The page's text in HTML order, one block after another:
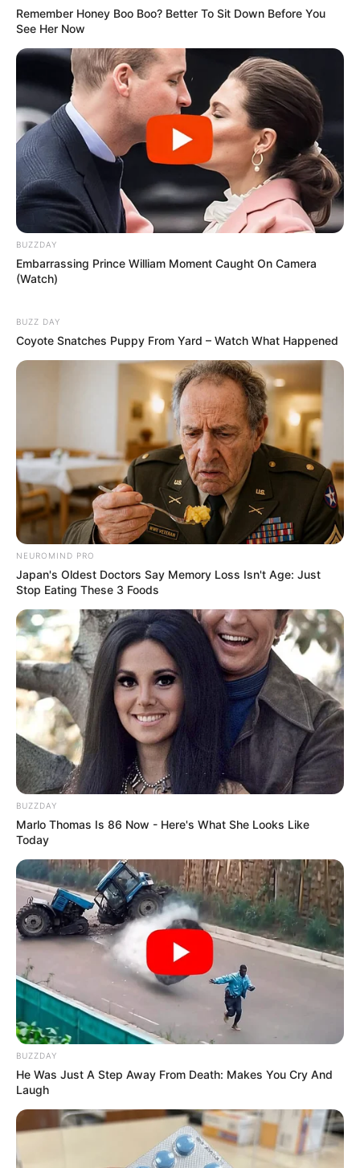
Deixe um Comentário
Remember Honey Boo Boo? Better To Sit Down Before You
See Her Now
BUZZDAY
Embarrassing Prince William Moment Caught On Camera
(Watch)
BUZZ DAY
Coyote Snatches Puppy From Yard – Watch What Happened
NEUROMIND PRO
Japan's Oldest Doctors Say Memory Loss Isn't Age: Just
Stop Eating These 3 Foods
BUZZDAY
Marlo Thomas Is 86 Now - Here's What She Looks Like
Today
BUZZDAY
He Was Just A Step Away From Death: Makes You Cry And
Laugh